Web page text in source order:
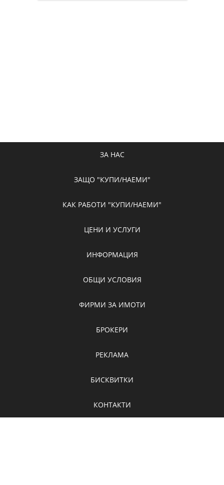
ЗА НАС
ЗАЩО "КУПИ/НАЕМИ"
КАК РАБОТИ "КУПИ/НАЕМИ"
ЦЕНИ И УСЛУГИ
ИНФОРМАЦИЯ
ОБЩИ УСЛОВИЯ
ФИРМИ ЗА ИМОТИ
БРОКЕРИ
РЕКЛАМА
БИСКВИТКИ
КОНТАКТИ